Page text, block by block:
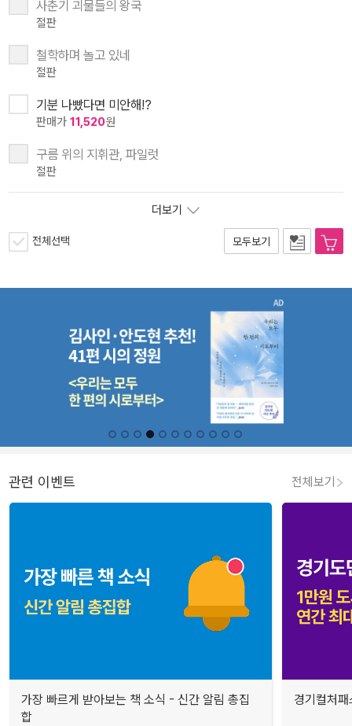
사춘기 괴물들의 왕국
절판
철학하며 놀고 있네
절판
기분 나빴다면 미안해!?
판매가 11,520원
구름 위의 지휘관, 파일럿
절판
더보기
전체선택 모두보기
관련 이벤트 전체보기
가장 빠르게 받아보는 책 소식 - 신간 알림 총집
합
경기컬처